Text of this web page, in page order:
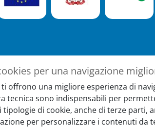
per una navigazione
ti offrono una migliore esperienza di
tecnica sono indispensabili per
di cookie, anche di terze parti,
per personalizzare i contenuti da
alla newsletter
rimani sempre aggiornato su eventi,